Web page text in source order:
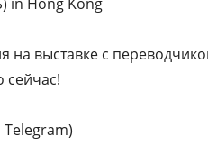
на выставке с
сейчас!
Telegram)